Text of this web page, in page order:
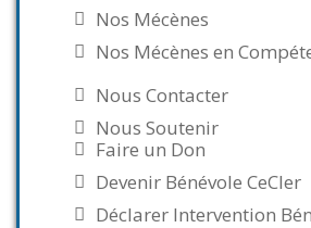
Nos Mécènes
Nos Mécènes en
Nous Contacter
Nous Soutenir
Faire un Don
Devenir Bénévole CeCler
Déclarer Intervention